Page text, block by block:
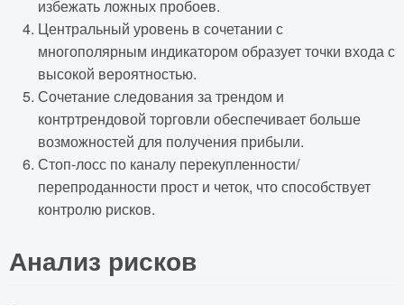
избежать ложных пробоев.
Центральный уровень в сочетании с
многополярным индикатором образует точки входа с
высокой вероятностью.
Сочетание следования за трендом и
контртрендовой торговли обеспечивает больше
возможностей для получения прибыли.
Стоп-лосс по каналу перекупленности/
перепроданности прост и четок, что способствует
контролю рисков.
Анализ рисков